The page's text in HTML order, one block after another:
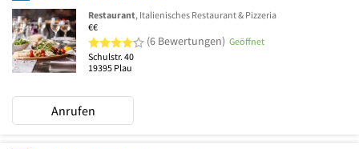
Restaurant, Italienisches Restaurant & Pizzeria
€€
4 von 5 Sternen
(6 Bewertungen) Geöffnet
Schulstr. 40
19395 Plau
Anrufen